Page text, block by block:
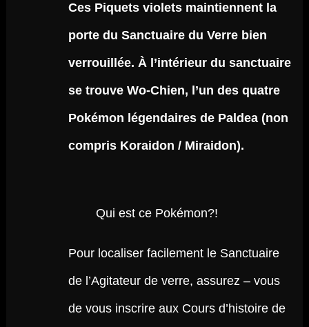
Ces Piquets violets maintiennent la
porte du Sanctuaire du Verre bien
verrouillée. À l’intérieur du sanctuaire
se trouve Wo-Chien, l’un des quatre
Pokémon légendaires de Paldea (non
compris Koraidon / Miraidon).
Qui est ce Pokémon?!
Pour localiser facilement le Sanctuaire
de l’Agitateur de verre, assurez – vous
de vous inscrire aux Cours d’histoire de